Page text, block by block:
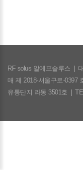
RF solus 알에프솔루스
매 제 2018-서울구로-0397
유통단지 라동 3501호